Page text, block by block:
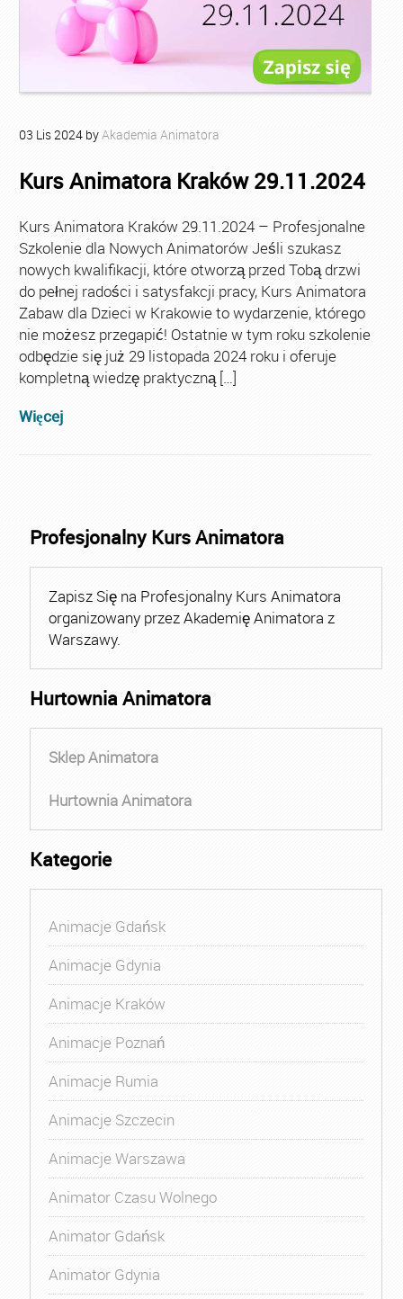
03 Lis2024 byAkademia Animatora
Kurs Animatora Kraków 29.11.2024
Kurs Animatora Kraków 29.11.2024 – Profesjonalne
Szkolenie dla Nowych Animatorów Jeśli szukasz
nowych kwalifikacji, które otworzą przed Tobą drzwi
do pełnej radości i satysfakcji pracy, Kurs Animatora
Zabaw dla Dzieci w Krakowie to wydarzenie, którego
nie możesz przegapić! Ostatnie w tym roku szkolenie
odbędzie się już 29 listopada 2024 roku i oferuje
kompletną wiedzę praktyczną […]
Więcej
Profesjonalny Kurs Animatora
Zapisz Się na Profesjonalny Kurs Animatora
organizowany przez Akademię Animatora z
Warszawy.
Hurtownia Animatora
Sklep Animatora
Hurtownia Animatora
Kategorie
Animacje Gdańsk
Animacje Gdynia
Animacje Kraków
Animacje Poznań
Animacje Rumia
Animacje Szczecin
Animacje Warszawa
Animator Czasu Wolnego
Animator Gdańsk
Animator Gdynia